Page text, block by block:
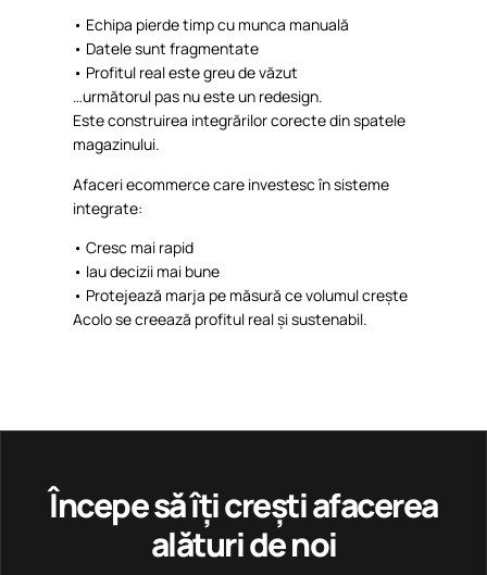
• Echipa pierdetimpcu munca manuală
• Datelesunt fragmentate
• Profitul realestegreudevăzut
…următorul pas nuesteun redesign.
Esteconstruirea integrărilorcorectedinspatele
magazinului.
Afaceriecommerce care investesc însisteme
integrate:
•Cresc mai rapid
• Iaudecizii mai bune
• Protejează marja pe măsură cevolumulcrește
Acolosecreează profitul realșisustenabil.
Începe să îți crești afacerea
alături de noi